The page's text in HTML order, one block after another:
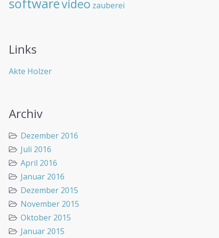
video zauberei
Links
Akte Holzer
Archiv
Dezember 2016
Juli 2016
April 2016
Januar 2016
Dezember 2015
November 2015
Oktober 2015
Januar 2015